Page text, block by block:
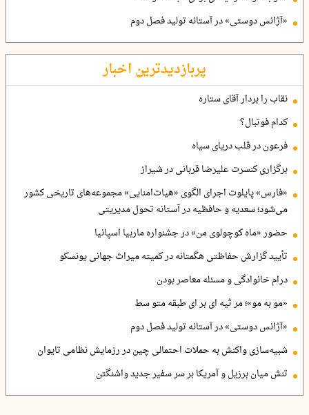
«آژانس دوستی» در آستانه تولید فصل دوم
پربازدیدترین اخبار
نقاب را بردار آقای ستاره
کدام فوتبال؟
فرعون در قلب دریای سیاه
برگزاری کنسرت علیرضا قربانی در شیراز
«فارس» پایلوت اجرای الگوی «هیات‌امنایی» مجموعه‌های تاریخی کشور
می‌شود؛ سعدیه و حافظیه در آستانه تحول مدیریتی
حضور «ماه کوچولوی من» در جشنواره ماربیا اسپانیا
تأیید گزارش حفاظتی هگمتانه در کمیته میراث جهانی یونسکو
درام خانوادگی و مسئله معاصر بودن
«مو به مو»؛ مر ثیه ای بر ای طبقه متو سط
«آژانس دوستی» در آستانه تولید فصل دوم
شبیه‌سازی واکنش به حملات احتمالی چین در رزمایش نظامی تایوان
تنش میان برزیل و آمریکا بر سر سفیر جدید واشنگتن